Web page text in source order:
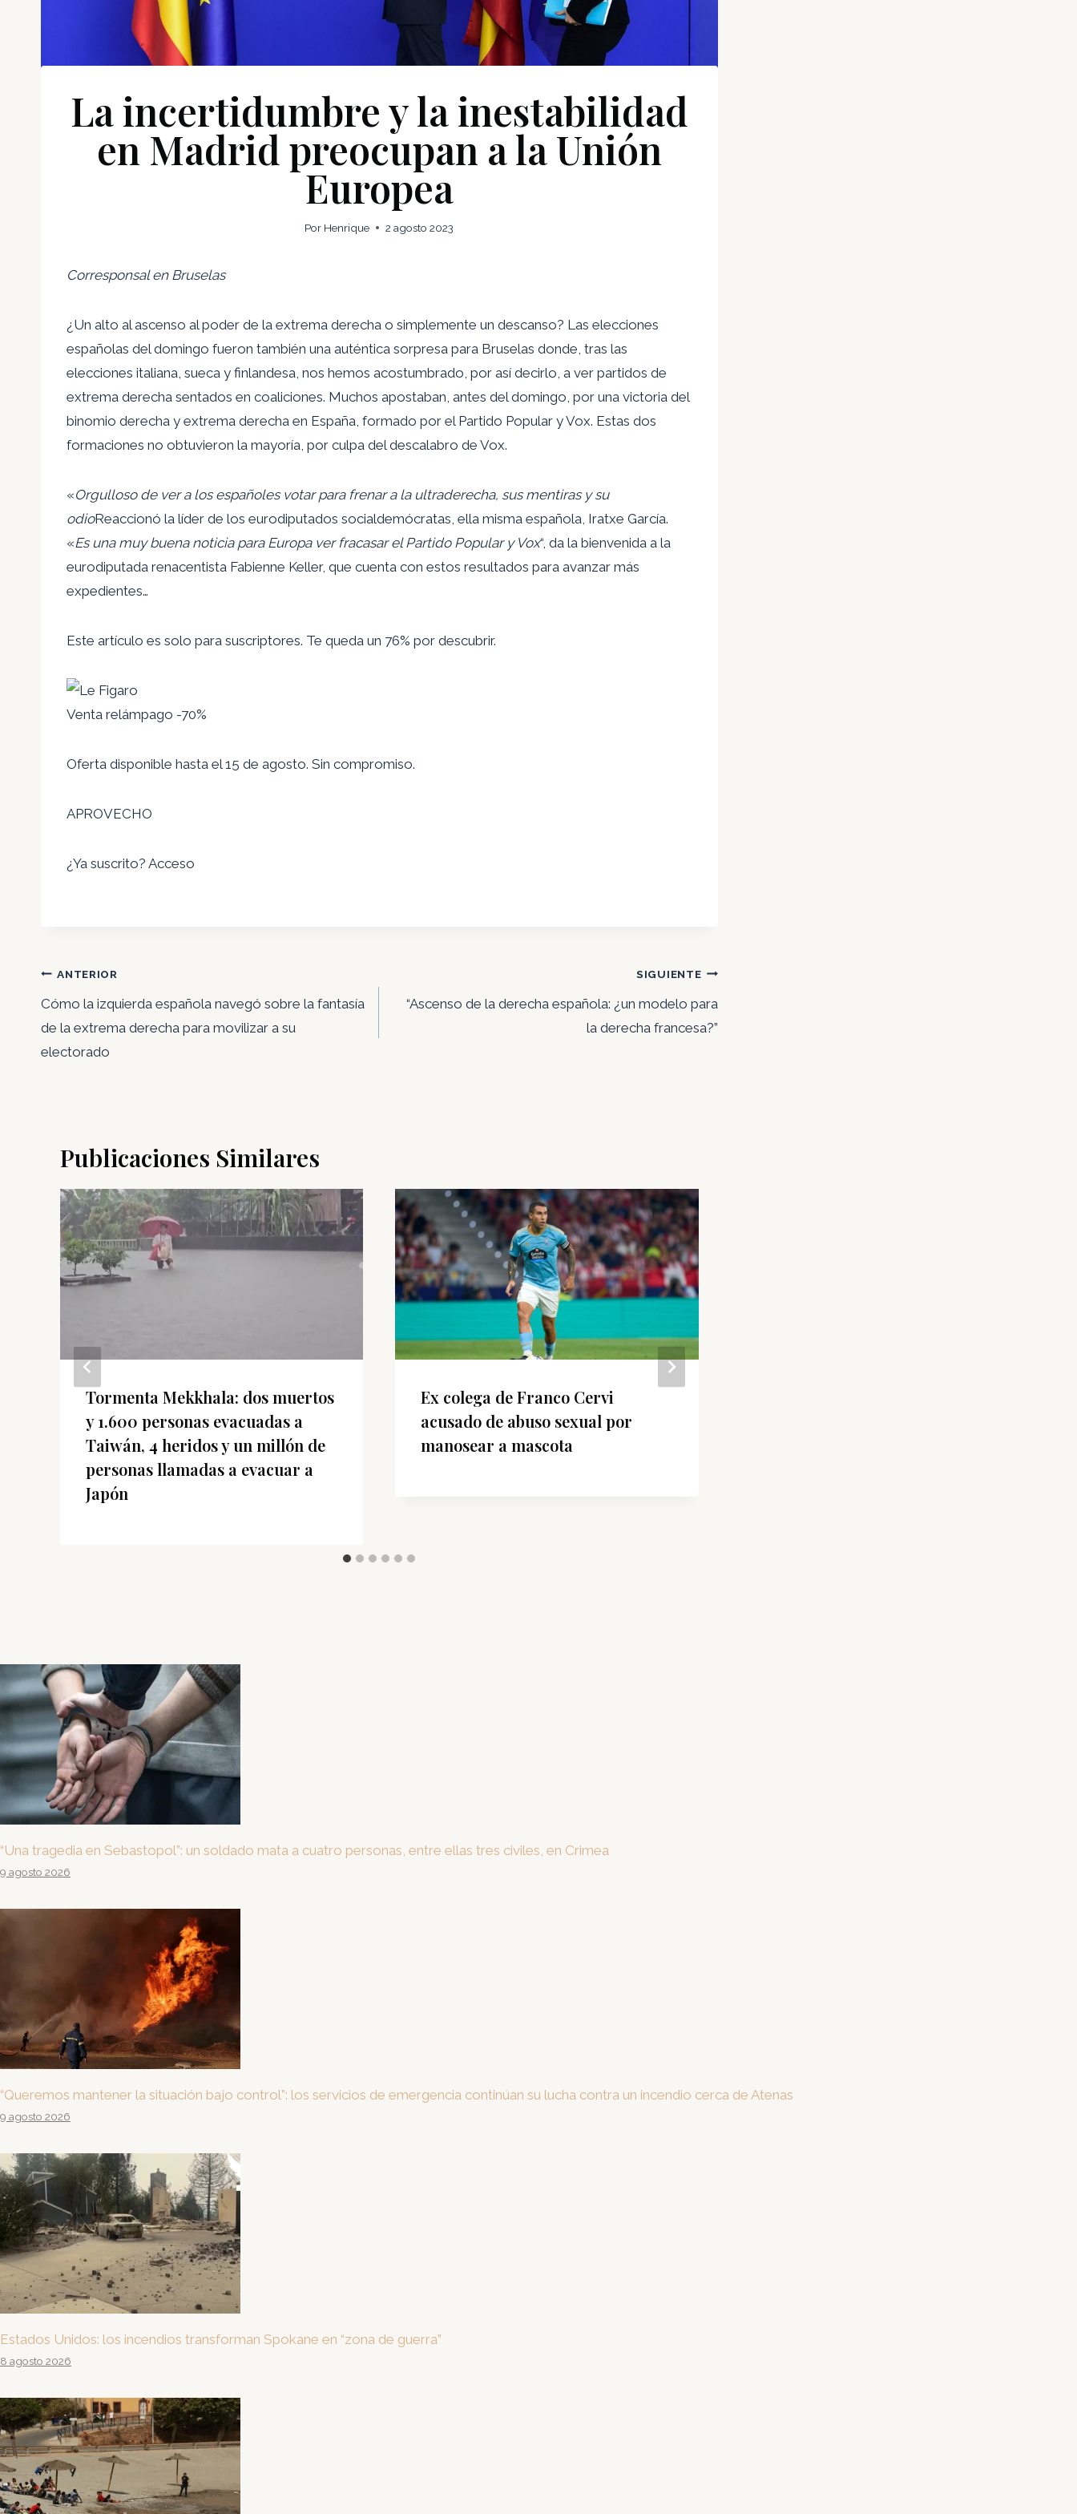
La incertidumbre y la inestabilidad
en Madrid preocupan a la Unión
Europea
Por Henrique 2 agosto 2023
Corresponsal en Bruselas
¿Un alto al ascenso al poder de la extrema derecha o simplemente un descanso? Las elecciones
españolas del domingo fueron también una auténtica sorpresa para Bruselas donde, tras las
elecciones italiana, sueca y finlandesa, nos hemos acostumbrado, por así decirlo, a ver partidos de
extrema derecha sentados en coaliciones. Muchos apostaban, antes del domingo, por una victoria del
binomio derecha y extrema derecha en España, formado por el Partido Popular y Vox. Estas dos
formaciones no obtuvieron la mayoría, por culpa del descalabro de Vox.
«Orgulloso de ver a los españoles votar para frenar a la ultraderecha, sus mentiras y su
odioReaccionó la líder de los eurodiputados socialdemócratas, ella misma española, Iratxe García.
«Es una muy buena noticia para Europa ver fracasar el Partido Popular y Vox“, da la bienvenida a la
eurodiputada renacentista Fabienne Keller, que cuenta con estos resultados para avanzar más
expedientes…
Este artículo es solo para suscriptores. Te queda un 76% por descubrir.
Venta relámpago -70%
Oferta disponible hasta el 15 de agosto. Sin compromiso.
APROVECHO
¿Ya suscrito? Acceso
Navegación
de
entradas
ANTERIOR
Cómo la izquierda española navegó sobre la fantasía
de la extrema derecha para movilizar a su
electorado
SIGUIENTE
“Ascenso de la derecha española: ¿un modelo para
la derecha francesa?”
Publicaciones Similares
Tormenta Mekkhala: dos muertos
y 1.600 personas evacuadas a
Taiwán, 4 heridos y un millón de
personas llamadas a evacuar a
Japón
Ex colega de Franco Cervi
acusado de abuso sexual por
manosear a mascota
“Una tragedia en Sebastopol”: un soldado mata a cuatro personas, entre ellas tres civiles, en Crimea
9 agosto 2026
“Queremos mantener la situación bajo control”: los servicios de emergencia continúan su lucha contra un incendio cerca de Atenas
9 agosto 2026
Estados Unidos: los incendios transforman Spokane en “zona de guerra”
8 agosto 2026